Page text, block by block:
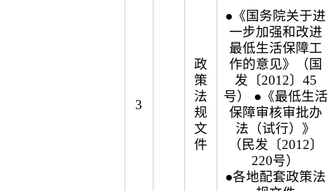
3
政
策
法
规
文
件
●《国务院关于进
一步加强和改进
最低生活保障工
作的意见》（国
发〔2012〕45
号） ●《最低生活
保障审核审批办
法（试行）》
（民发〔2012〕
220号）
●各地配套政策法